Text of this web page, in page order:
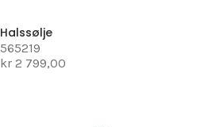
Halssølje
565219
kr 2 799,00